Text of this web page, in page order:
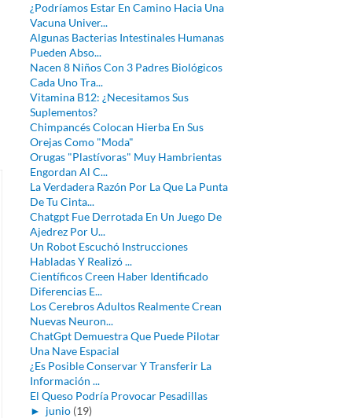
¿Podríamos Estar En Camino Hacia Una
Vacuna Univer...
Algunas Bacterias Intestinales Humanas
Pueden Abso...
Nacen 8 Niños Con 3 Padres Biológicos
Cada Uno Tra...
Vitamina B12: ¿Necesitamos Sus
Suplementos?
Chimpancés Colocan Hierba En Sus
Orejas Como "Moda"
Orugas "Plastívoras" Muy Hambrientas
Engordan Al C...
La Verdadera Razón Por La Que La Punta
De Tu Cinta...
Chatgpt Fue Derrotada En Un Juego De
Ajedrez Por U...
Un Robot Escuchó Instrucciones
Habladas Y Realizó ...
Científicos Creen Haber Identificado
Diferencias E...
Los Cerebros Adultos Realmente Crean
Nuevas Neuron...
ChatGpt Demuestra Que Puede Pilotar
Una Nave Espacial
¿Es Posible Conservar Y Transferir La
Información ...
El Queso Podría Provocar Pesadillas
► junio (19)